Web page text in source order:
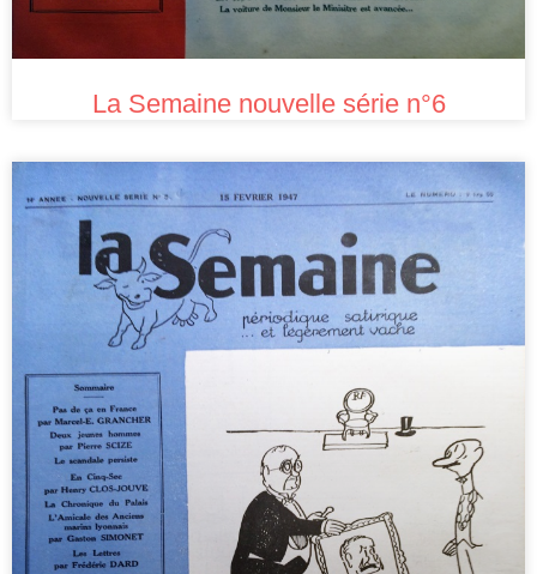
La Semaine nouvelle série n°6